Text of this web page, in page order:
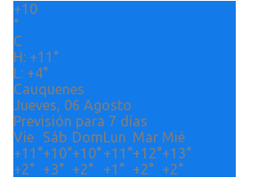
i
s
+10
°
C
H: +11°
L: +4°
Cauquenes
Jueves, 06 Agosto
Previsión para 7 días
Vie
Sáb DomLun Mar Mié
+11°+10°+10°+11°+12°+13°
+2° +3° +2° +1° +2° +2°